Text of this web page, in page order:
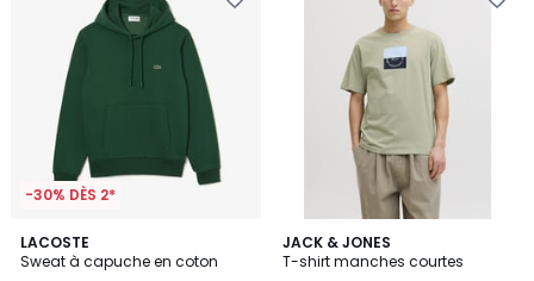
-30% DÈS 2*
LACOSTE
Sweat à capuche en coton
4
/
6
Couleurs
JACK & JONES
T-shirt manches courtes
4
Couleurs